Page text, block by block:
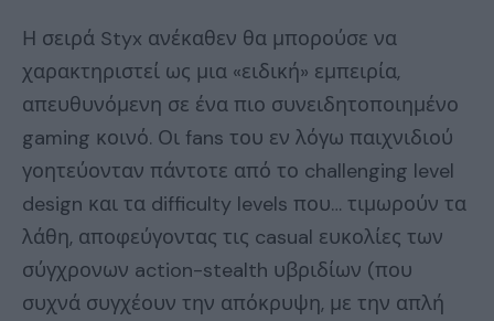
Η σειρά Styx ανέκαθεν θα μπορούσε να
χαρακτηριστεί ως μια «ειδική» εμπειρία,
απευθυνόμενη σε ένα πιο συνειδητοποιημένο
gaming κοινό. Οι fans του εν λόγω παιχνιδιού
γοητεύονταν πάντοτε από το challenging level
design και τα difficulty levels που… τιμωρούν τα
λάθη, αποφεύγοντας τις casual ευκολίες των
σύγχρονων action-stealth υβριδίων (που
συχνά συγχέουν την απόκρυψη, με την απλή